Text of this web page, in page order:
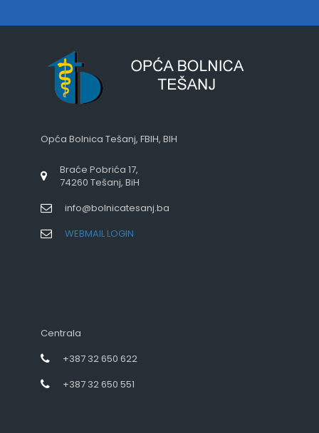
Opća Bolnica Tešanj, FBIH, BIH
Braće Pobrića 17,
74260 Tešanj, BiH
info@bolnicatesanj.ba
WEBMAIL LOGIN
Centrala
+387 32 650 622
+387 32 650 551